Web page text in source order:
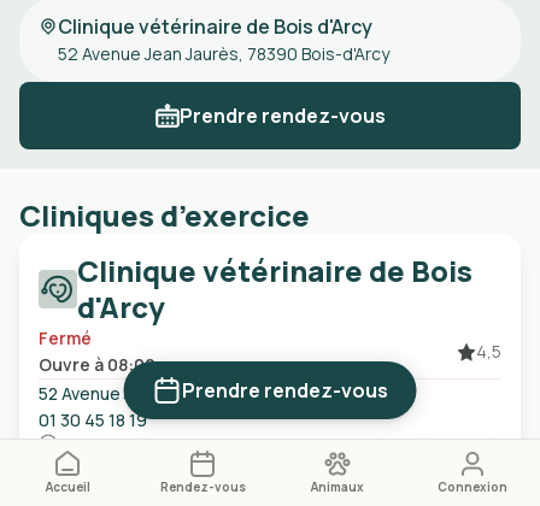
Prendre rendez-vous
Accueil Rendez-vous Animaux Connexion
Clinique vétérinaire de Bois d'Arcy
52 Avenue Jean Jaurès, 78390 Bois-d'Arcy
Prendre rendez-vous
Cliniques d’exercice
Clinique vétérinaire de Bois
d'Arcy
Fermé
Ouvre à 08:00
4,5
52 Avenue Jean Jaurès, 78390 Bois-d'Arcy
01 30 45 18 19
Certains créneaux ne sont pas affichés en ligne. N'hésitez pas à
contacter la clinique.